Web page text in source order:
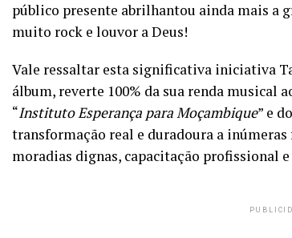
público presente abrilhantou ainda mais a
muito rock e louvor a Deus!
Vale ressaltar esta significativa iniciativa
álbum, reverte 100% da sua renda musical
“Instituto Esperança para Moçambique” e
transformação real e duradoura a
moradias dignas, capacitação profissional